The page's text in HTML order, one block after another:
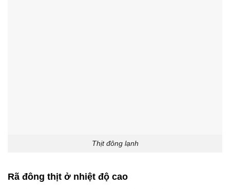
Thịt đông lạnh
Rã đông thịt ở nhiệt độ cao